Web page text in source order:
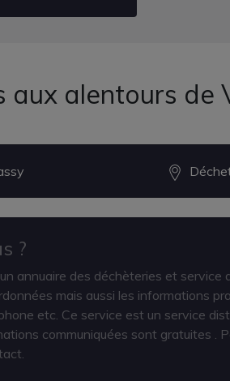
aux alentours de
?
annuaire des déchèteries et service
mais aussi les informations
etc. Ce service est un service
communiquées sont gratuites .